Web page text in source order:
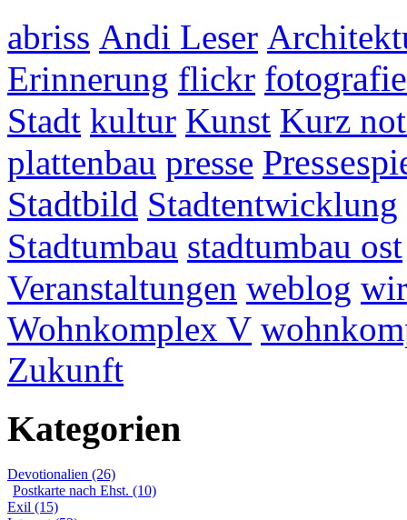
abriss Andi Leser
Erinnerung flickr fotografie
Stadt kultur Kunst Kurz
plattenbau presse
Stadtbild Stadtentwicklung
Stadtumbau stadtumbau ost
Veranstaltungen weblog
Wohnkomplex V
Zukunft
Kategorien
Devotionalien (26)
Postkarte nach Ehst. (10)
Exil (15)